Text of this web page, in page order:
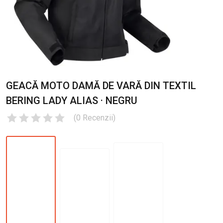
GEACĂ MOTO DAMĂ DE VARĂ DIN TEXTIL
BERING LADY ALIAS · NEGRU
(0 Recenzii)